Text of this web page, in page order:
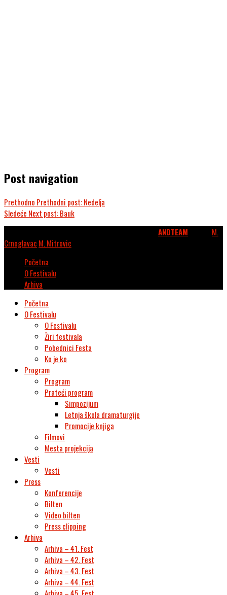
Post navigation
Prethodno Prethodni post:Nedelja
Sledeće Next post:Bauk
ANDTEAM
M.
Crnoglavac M. Mitrovic
Početna
O Festivalu
Arhiva
Početna
O Festivalu
O Festivalu
Žiri festivala
Pobednici Festa
Ko je ko
Program
Program
Prateći program
Simpozijum
Letnja škola dramaturgije
Promocije knjiga
Filmovi
Mesta projekcija
Vesti
Vesti
Press
Konferencije
Bilten
Video bilten
Press clipping
Arhiva
Arhiva – 41. Fest
Arhiva – 42. Fest
Arhiva – 43. Fest
Arhiva – 44. Fest